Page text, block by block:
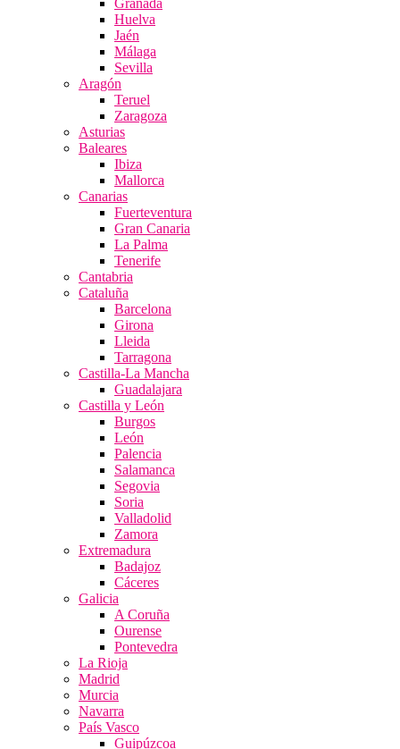
Granada
Huelva
Jaén
Málaga
Sevilla
Aragón
Teruel
Zaragoza
Asturias
Baleares
Ibiza
Mallorca
Canarias
Fuerteventura
Gran Canaria
La Palma
Tenerife
Cantabria
Cataluña
Barcelona
Girona
Lleida
Tarragona
Castilla-La Mancha
Guadalajara
Castilla y León
Burgos
León
Palencia
Salamanca
Segovia
Soria
Valladolid
Zamora
Extremadura
Badajoz
Cáceres
Galicia
A Coruña
Ourense
Pontevedra
La Rioja
Madrid
Murcia
Navarra
País Vasco
Guipúzcoa